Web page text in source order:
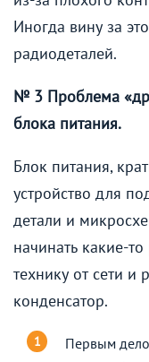
Иногда вину за
радиодеталей.
№ 3 Проблема
блока питания.
Блок питания,
устройство для
детали и
начинать какие-
технику от сети
конденсатор.
Первым